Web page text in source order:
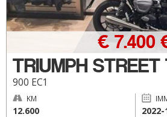
TRIUMPH
900 EC1
€ 7.400
KM
12.600 2022-